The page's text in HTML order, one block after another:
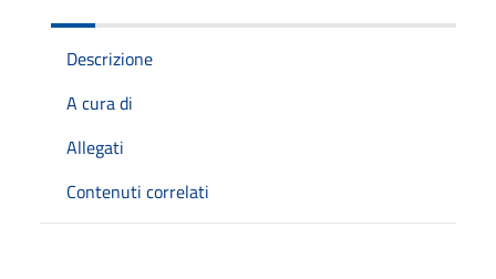
Descrizione
A cura di
Allegati
Contenuti correlati